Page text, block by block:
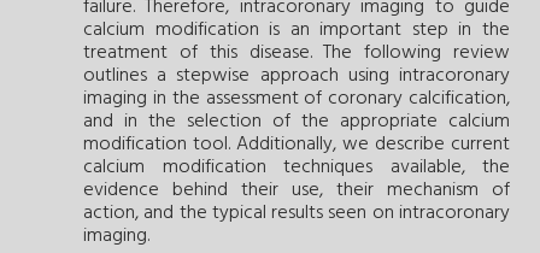
failure. Therefore, intracoronary imaging to guide
calcium modification is an important step in the
treatment of this disease. The following review
outlines a stepwise approach using intracoronary
imaging in the assessment of coronary calcification,
and in the selection of the appropriate calcium
modification tool. Additionally, we describe current
calcium modification techniques available, the
evidence behind their use, their mechanism of
action, and the typical results seen on intracoronary
imaging.